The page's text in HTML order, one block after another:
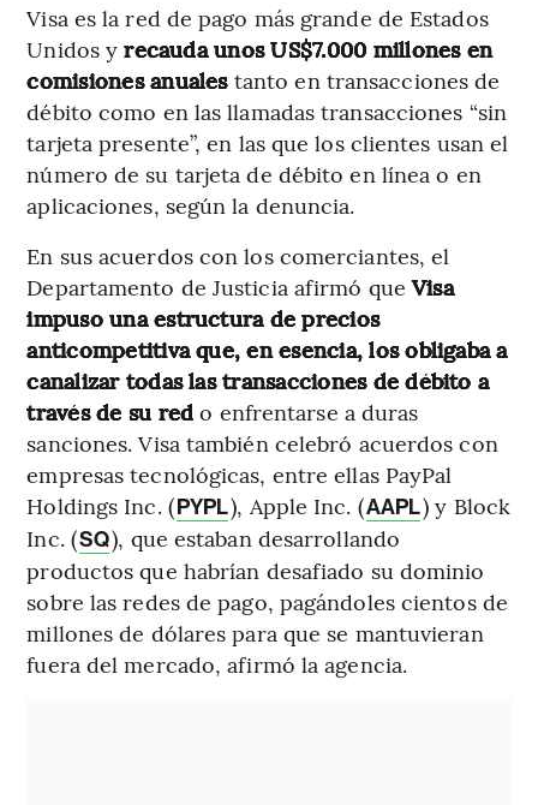
Visa es la red de pago más grande de Estados
Unidos yrecauda unos US$7.000 millones en
comisiones anualestanto en transacciones de
débito como en las llamadas transacciones “sin
tarjeta presente”, en las que los clientes usan el
número de su tarjeta de débito en línea o en
aplicaciones, según la denuncia.
En sus acuerdos con los comerciantes, el
Departamento de Justicia afirmó queVisa
impuso una estructura de precios
anticompetitiva que, en esencia, los obligaba a
canalizar todas las transacciones de débito a
través de su red o enfrentarse a duras
sanciones. Visa también celebró acuerdos con
empresas tecnológicas, entre ellas PayPal
Holdings Inc. (PYPL), Apple Inc. (AAPL) y Block
Inc. (SQ), que estaban desarrollando
productos que habrían desafiado su dominio
sobre las redes de pago, pagándoles cientos de
millones de dólares para que se mantuvieran
fuera del mercado, afirmó la agencia.